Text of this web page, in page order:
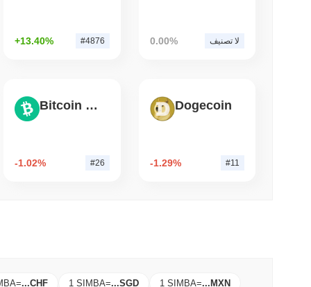
+13.40% #4876 0.00% لا تصنيف
Bitcoin Cash
-1.02% #26
Dogecoin
-1.29% #11
=...CHF 1 SIMBA=...SGD 1 SIMBA=...MXN